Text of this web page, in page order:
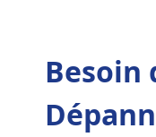
Besoin